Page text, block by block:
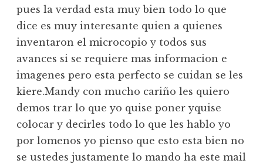
pues la verdad esta muy bien todo lo que
dice es muy interesante quien a quienes
inventaron el microcopio y todos sus
avances si se requiere mas informacion e
imagenes pero esta perfecto se cuidan se les
kiere.Mandy con mucho cariño les quiero
demos trar lo que yo quise poner yquise
colocar y decirles todo lo que les hablo yo
por lomenos yo pienso que esto esta bien no
se ustedes justamente lo mando ha este mail